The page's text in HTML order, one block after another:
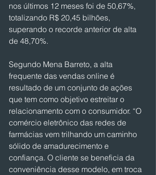
nos últimos 12 meses foi de 50,67%,
totalizando R$ 20,45 bilhões,
superando o recorde anterior de alta
de 48,70%.
Segundo Mena Barreto, a alta
frequente das vendas online é
resultado de um conjunto de ações
que tem como objetivo estreitar o
relacionamento com o consumidor. “O
comércio eletrônico das redes de
farmácias vem trilhando um caminho
sólido de amadurecimento e
confiança. O cliente se beneficia da
conveniência desse modelo, em troca